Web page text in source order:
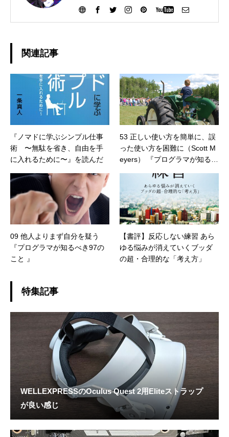
関連記事
『ノマドに学ぶシンプル仕事
術 〜無駄を省き、自由を手
に入れるために〜』を読んだ
53 正しい使い方を簡単に、誤
った使い方を困難に（Scott M
eyers） 『プログラマが知るべ
09 他人よりまず自分を疑う
『プログラマが知るべき97の
こと 』
【書評】反応しない練習 あら
ゆる悩みが消えていくブッダ
の超・合理的な「考え方」
特集記事
WELLEXPRESSのOculus Quest 2用Eliteストラップ
が良い感じ